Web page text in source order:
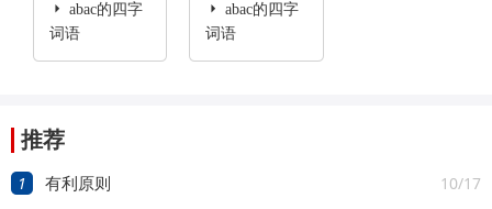

abac的四字
词语

abac的四字
词语
推荐
1 10/17
有利原则